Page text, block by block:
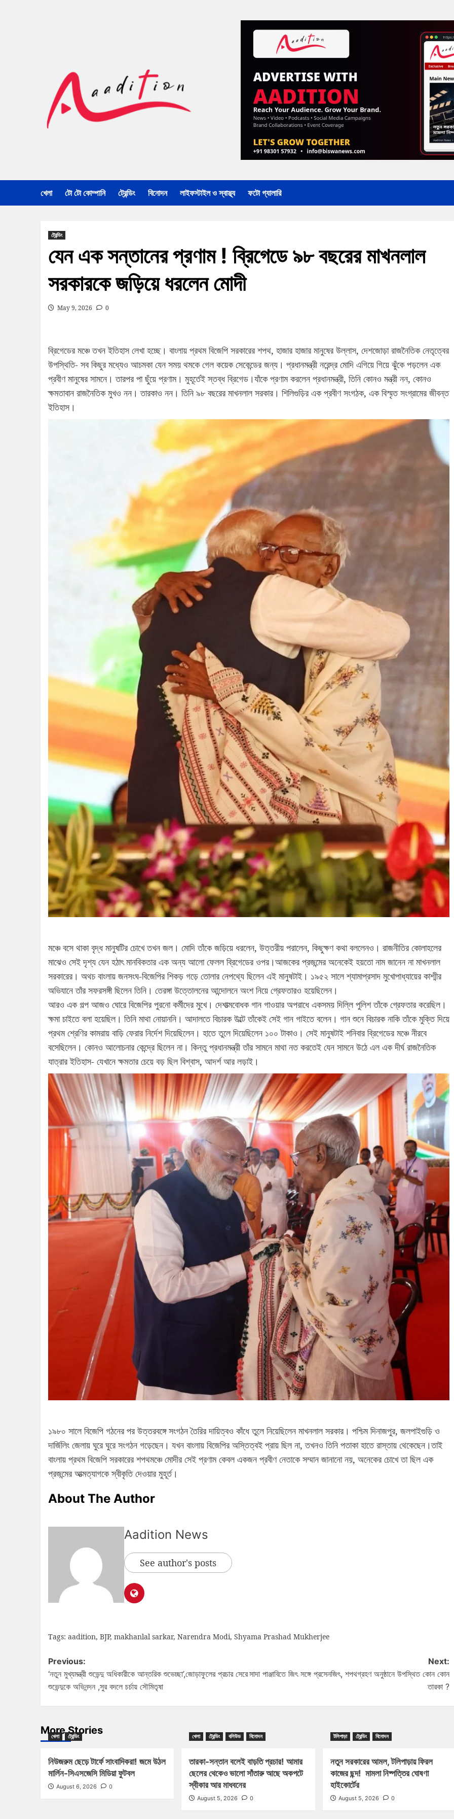
খেলা টো টো কোম্পানি ট্রেন্ডিং বিনোদন লাইফস্টাইল ও স্বাস্থ্য ফটো গ্যালারি
ট্রেন্ডিং
যেন এক সন্তানের প্রণাম ! ব্রিগেডে ৯৮ বছরের মাখনলাল
সরকারকে জড়িয়ে ধরলেন মোদী
May 9, 2026 0
ব্রিগেডের মঞ্চে তখন ইতিহাস লেখা হচ্ছে। বাংলায় প্রথম বিজেপি সরকারের শপথ, হাজার হাজার মানুষের উল্লাস, দেশজোড়া রাজনৈতিক নেতৃত্বের
উপস্থিতি- সব কিছুর মধ্যেও আচমকা যেন সময় থমকে গেল কয়েক সেকেন্ডের জন্য। প্রধানমন্ত্রী নরেন্দ্র মোদি এগিয়ে গিয়ে ঝুঁকে পড়লেন এক
প্রবীণ মানুষের সামনে। তারপর পা ছুঁয়ে প্রণাম। মুহূর্তেই স্তব্ধ ব্রিগেড।যাঁকে প্রণাম করলেন প্রধানমন্ত্রী, তিনি কোনও মন্ত্রী নন, কোনও
ক্ষমতাবান রাজনৈতিক মুখও নন। তারকাও নন। তিনি ৯৮ বছরের মাখনলাল সরকার। শিলিগুড়ির এক প্রবীণ সংগঠক, এক বিস্মৃত সংগ্রামের জীবন্ত
ইতিহাস।
মঞ্চে বসে থাকা বৃদ্ধ মানুষটির চোখে তখন জল। মোদি তাঁকে জড়িয়ে ধরলেন, উত্তরীয় পরালেন, কিছুক্ষণ কথা বললেনও। রাজনীতির কোলাহলের
মাঝেও সেই দৃশ্য যেন হঠাৎ মানবিকতার এক অন্য আলো ফেলল ব্রিগেডের ওপর।আজকের প্রজন্মের অনেকেই হয়তো নাম জানেন না মাখনলাল
সরকারের। অথচ বাংলায় জনসংঘ-বিজেপির শিকড় গড়ে তোলার নেপথ্যে ছিলেন এই মানুষটাই। ১৯৫২ সালে শ্যামাপ্রসাদ মুখোপাধ্যায়ের কাশ্মীর
অভিযানে তাঁর সফরসঙ্গী ছিলেন তিনি। তেরঙ্গা উত্তোলনের আন্দোলনে অংশ নিয়ে গ্রেফতারও হয়েছিলেন।
আরও এক গল্প আজও ঘোরে বিজেপির পুরনো কর্মীদের মুখে। দেশাত্মবোধক গান গাওয়ার অপরাধে একসময় দিল্লি পুলিশ তাঁকে গ্রেফতার করেছিল।
ক্ষমা চাইতে বলা হয়েছিল। তিনি মাথা নোয়াননি। আদালতে বিচারক উল্টে তাঁকেই সেই গান গাইতে বলেন। গান শুনে বিচারক নাকি তাঁকে মুক্তি দিয়ে
প্রথম শ্রেণির কামরায় বাড়ি ফেরার নির্দেশ দিয়েছিলেন। হাতে তুলে দিয়েছিলেন ১০০ টাকাও। সেই মানুষটাই শনিবার ব্রিগেডের মঞ্চে নীরবে
বসেছিলেন। কোনও আলোচনার কেন্দ্রে ছিলেন না। কিন্তু প্রধানমন্ত্রী তাঁর সামনে মাথা নত করতেই যেন সামনে উঠে এল এক দীর্ঘ রাজনৈতিক
যাত্রার ইতিহাস- যেখানে ক্ষমতার চেয়ে বড় ছিল বিশ্বাস, আদর্শ আর লড়াই।
১৯৮০ সালে বিজেপি গঠনের পর উত্তরবঙ্গে সংগঠন তৈরির দায়িত্বও কাঁধে তুলে নিয়েছিলেন মাখনলাল সরকার। পশ্চিম দিনাজপুর, জলপাইগুড়ি ও
দার্জিলিং জেলায় ঘুরে ঘুরে সংগঠন গড়েছেন। যখন বাংলায় বিজেপির অস্তিত্বই প্রায় ছিল না, তখনও তিনি পতাকা হাতে রাস্তায় থেকেছেন।তাই
বাংলায় প্রথম বিজেপি সরকারের শপথমঞ্চে মোদীর সেই প্রণাম কেবল একজন প্রবীণ নেতাকে সম্মান জানানো নয়, অনেকের চোখে তা ছিল এক
প্রজন্মের আত্মত্যাগকে স্বীকৃতি দেওয়ার মুহূর্ত।
About The Author
Aadition News
See author's posts
Tags: aadition, BJP, makhanlal sarkar, Narendra Modi, Shyama Prashad Mukherjee
Previous:
‘নতুন মুখ্যমন্ত্রী শুভেন্দু অধিকারীকে আন্তরিক শুভেচ্ছা’,জোড়াফুলের প্রচার সেরে
শুভেন্দুকে অভিনন্দন ,সুর বদলে চর্চায় সৌমিতৃষা
Next:
সাদা পাঞ্জাবিতে জিৎ সঙ্গে প্রসেনজিৎ, শপথগ্রহণ অনুষ্ঠানে উপস্থিত কোন কোন
তারকা ?
More Stories
খেলা ট্রেন্ডিং
নিউজরুম ছেড়ে টার্ফে সাংবাদিকরা! জমে উঠল
মার্লিন-সিএসজেসি মিডিয়া ফুটবল
August 6, 2026 0
খেলা ট্রেন্ডিং বলিউড বিনোদন
তারকা-সন্তান বলেই বাড়তি প্রচার! আমার
ছেলের থেকেও ভালো সাঁতারু আছে অকপটে
স্বীকার আর মাধবনের
August 5, 2026 0
টলিপাড়া ট্রেন্ডিং বিনোদন
নতুন সরকারের আমল, টলিপাড়ায় ফিরল
কাজের ছন্দ! মামলা নিষ্পত্তির ঘোষণা
হাইকোর্টের
August 5, 2026 0